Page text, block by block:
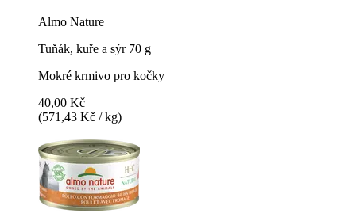
Almo Nature
Tuňák, kuře a sýr 70 g
Mokré krmivo pro kočky
40,00 Kč
(571,43 Kč / kg)